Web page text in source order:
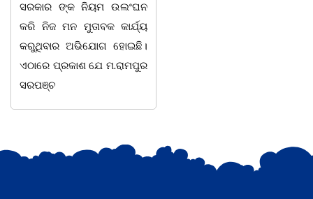
ସେକ୍ସନ ଅଧୀନ କାନ୍ଦୁଲଝର